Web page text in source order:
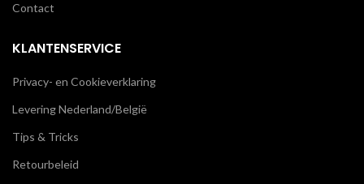
Contact
KLANTENSERVICE
Privacy- en Cookieverklaring
Levering Nederland/België
Tips & Tricks
Retourbeleid